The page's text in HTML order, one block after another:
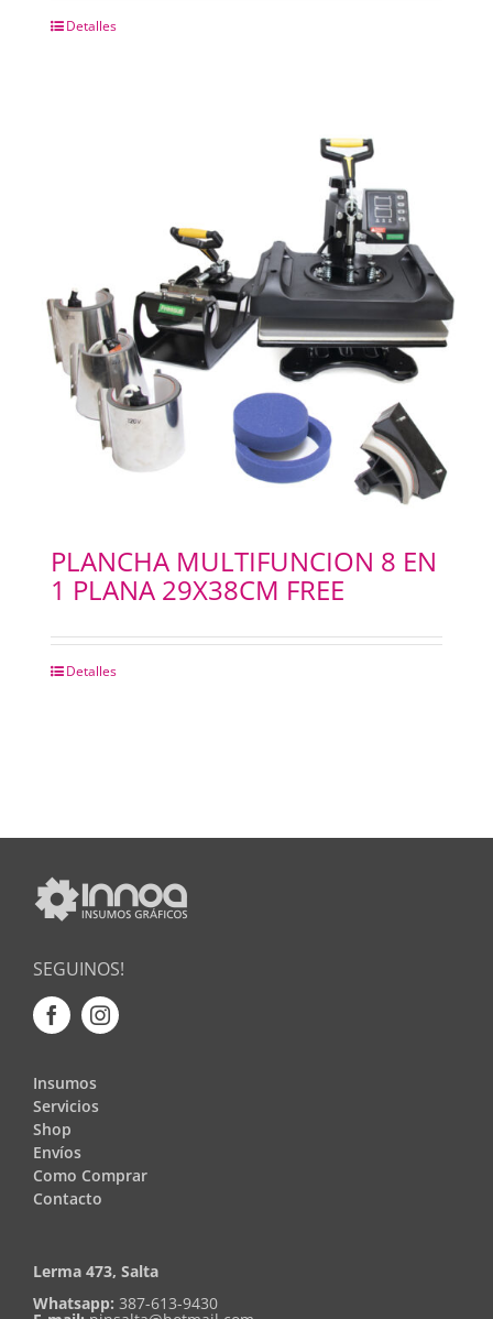
Detalles
PLANCHA MULTIFUNCION 8 EN
1 PLANA 29X38CM FREE
Detalles
SEGUINOS!
Insumos
Servicios
Shop
Envíos
Como Comprar
Contacto
Lerma 473, Salta
Whatsapp: 387-613-9430